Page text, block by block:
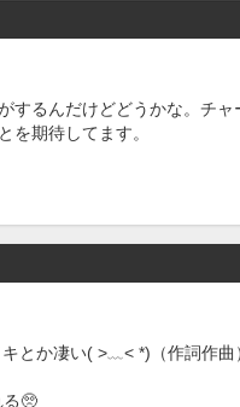
するんだけどどうかな。チ
を期待してます。
とか凄い( >﹏< *)（作詞作
🥺